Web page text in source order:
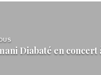
Diabaté en concert